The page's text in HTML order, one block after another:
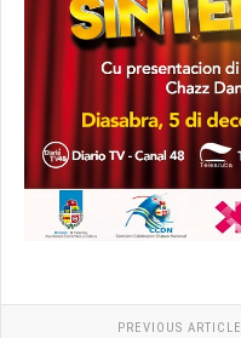
PREVIOUS ARTICLE